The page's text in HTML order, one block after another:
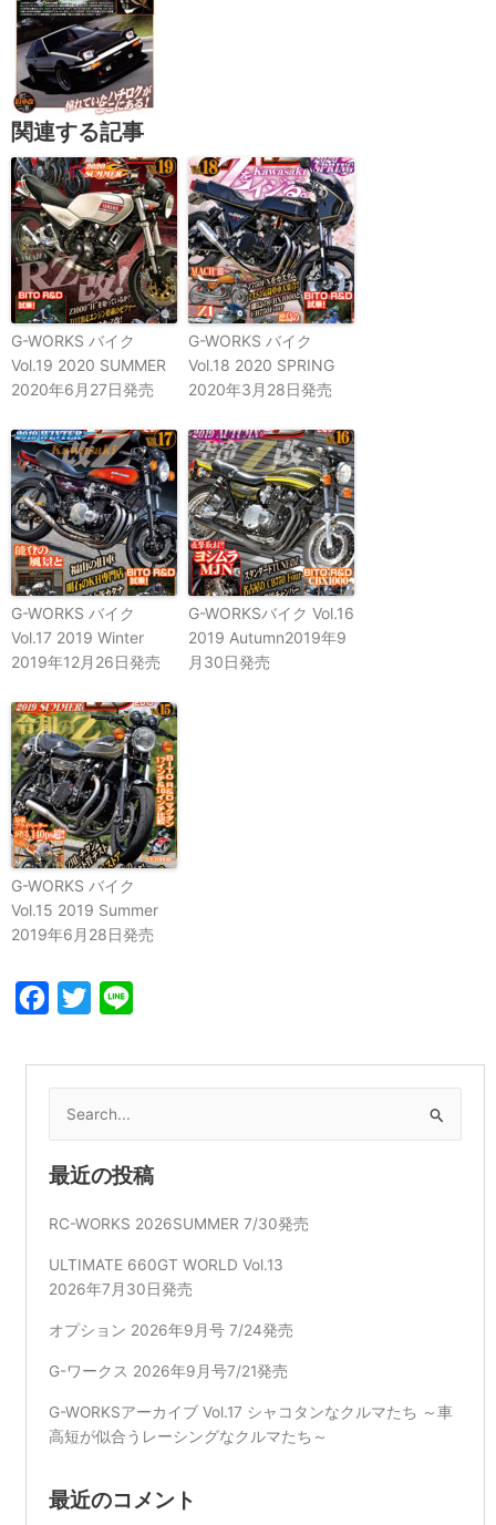
関連する記事
G-WORKS バイク
Vol.19 2020 SUMMER
2020年6月27日発売
G-WORKS バイク
Vol.18 2020 SPRING
2020年3月28日発売
G-WORKS バイク
Vol.17 2019 Winter
2019年12月26日発売
G-WORKSバイク Vol.16
2019 Autumn2019年9
月30日発売
G-WORKS バイク
Vol.15 2019 Summer
2019年6月28日発売
Facebook
Twitter
索
対
象:
最近の投稿
RC-WORKS 2026SUMMER 7/30発売
ULTIMATE 660GT WORLD Vol.13
2026年7月30日発売
オプション 2026年9月号 7/24発売
G-ワークス 2026年9月号7/21発売
G-WORKSアーカイブ Vol.17 シャコタンなクルマたち ～車
高短が似合うレーシングなクルマたち～
最近のコメント